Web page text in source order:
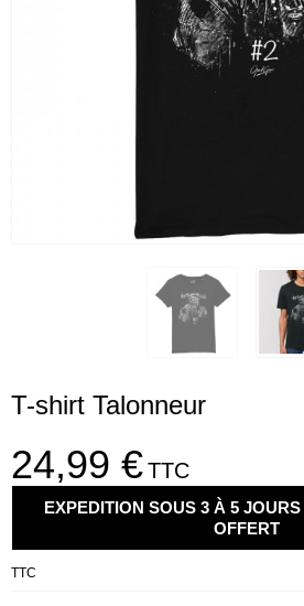
T-shirt Talonneur
24,99 €TTC
EXPEDITION SOUS 3 À 5
OFFERT
TTC